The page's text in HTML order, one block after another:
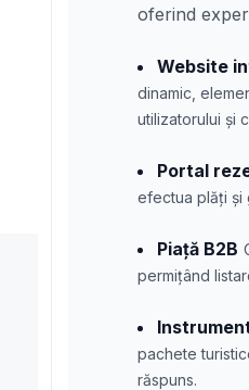
oferind
Website
dinamic,
utilizatorului și
Portal
efectua plăți și
Piață B2B
permițând
pachete
răspuns.